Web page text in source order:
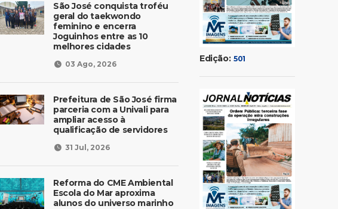
São José conquista troféu
geral do taekwondo
feminino e encerra
Joguinhos entre as 10
melhores cidades
03 Ago, 2026
Prefeitura de São José firma
parceria com a Univali para
ampliar acesso à
qualificação de servidores
31 Jul, 2026
Reforma do CME Ambiental
Escola do Mar aproxima
alunos do universo marinho
Edição: 501